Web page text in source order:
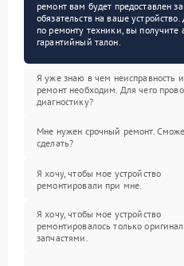
ремонт вам будет предоставлен
обязательств на ваше
по ремонту техники, вы получите
гарантийный талон.
Я уже знаю в чем неисправность
ремонт необходим. Для чего
диагностику?
Мне нужен срочный ремонт.
сделать?
Я хочу, чтобы мое устройство
ремонтировали при мне.
Я хочу, чтобы мое устройство
ремонтировалось только
запчастями.